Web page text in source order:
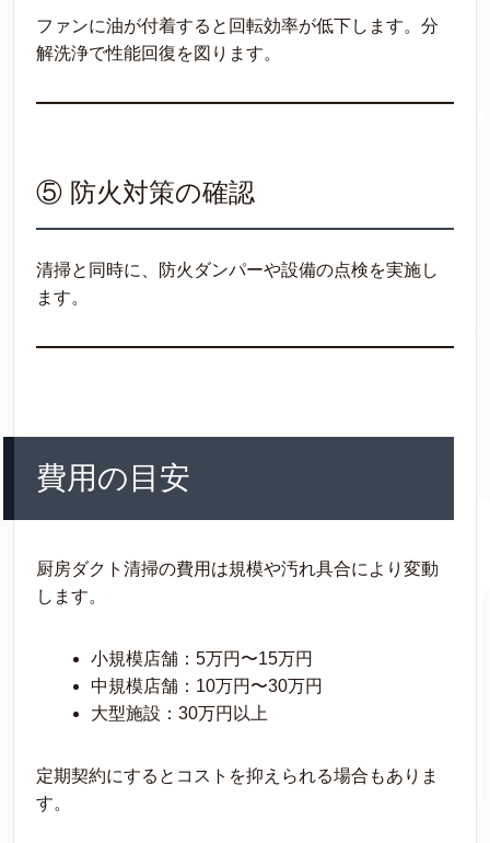
ファンに油が付着すると回転効率が低下します。分
解洗浄で性能回復を図ります。
⑤ 防火対策の確認
清掃と同時に、防火ダンパーや設備の点検を実施し
ます。
費用の目安
厨房ダクト清掃の費用は規模や汚れ具合により変動
します。
小規模店舗：5万円〜15万円
中規模店舗：10万円〜30万円
大型施設：30万円以上
定期契約にするとコストを抑えられる場合もありま
す。